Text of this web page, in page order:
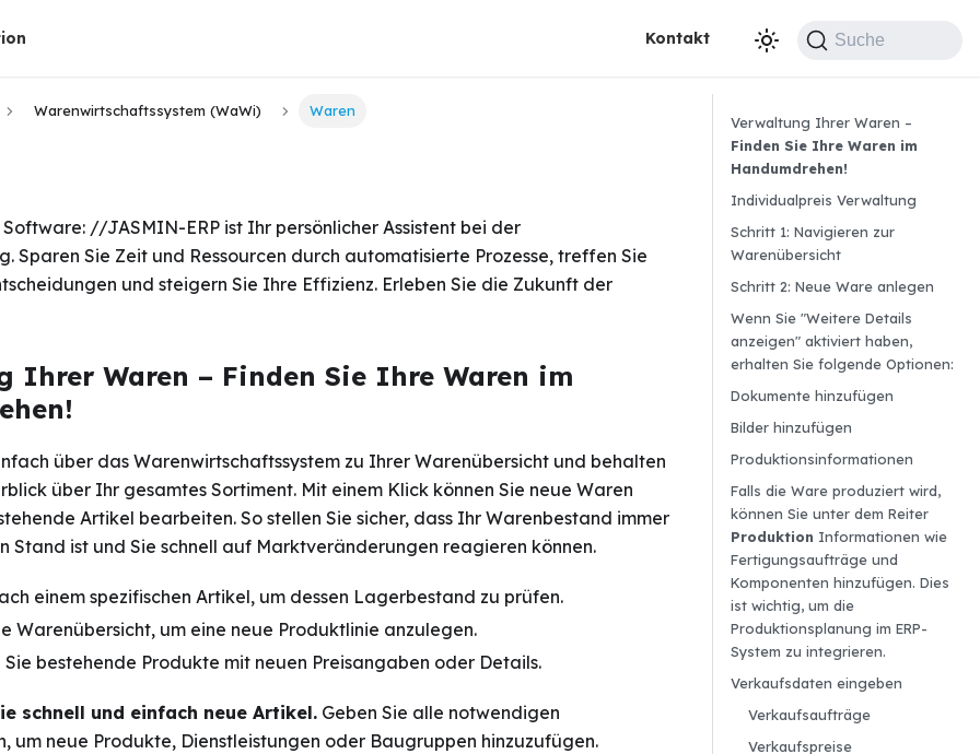
Kontakt Suche
Warenwirtschaftssystem (WaWi) Waren
//JASMIN-ERP ist Ihr persönlicher Assistent bei der
Sparen Sie Zeit und Ressourcen durch automatisierte Prozesse, treffen Sie
und steigern Sie Ihre Effizienz. Erleben Sie die Zukunft der
Ihrer Waren – Finden Sie Ihre Waren im
über das Warenwirtschaftssystem zu Ihrer Warenübersicht und behalten
über Ihr gesamtes Sortiment. Mit einem Klick können Sie neue Waren
Artikel bearbeiten. So stellen Sie sicher, dass Ihr Warenbestand immer
Stand ist und Sie schnell auf Marktveränderungen reagieren können.
einem spezifischen Artikel, um dessen Lagerbestand zu prüfen.
Warenübersicht, um eine neue Produktlinie anzulegen.
bestehende Produkte mit neuen Preisangaben oder Details.
schnell und einfach neue Artikel. Geben Sie alle notwendigen
um neue Produkte, Dienstleistungen oder Baugruppen hinzuzufügen.
Verwaltung Ihrer Waren –
Finden Sie Ihre Waren im
Handumdrehen!
Individualpreis Verwaltung
Schritt 1: Navigieren zur
Warenübersicht
Schritt 2: Neue Ware anlegen
Wenn Sie "Weitere Details
anzeigen" aktiviert haben,
erhalten Sie folgende Optionen:
Dokumente hinzufügen
Bilder hinzufügen
Produktionsinformationen
Falls die Ware produziert wird,
können Sie unter dem Reiter
Produktion Informationen wie
Fertigungsaufträge und
Komponenten hinzufügen. Dies
ist wichtig, um die
Produktionsplanung im ERP-
System zu integrieren.
Verkaufsdaten eingeben
Verkaufsaufträge
Verkaufspreise